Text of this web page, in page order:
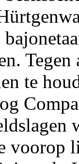
te
voorop